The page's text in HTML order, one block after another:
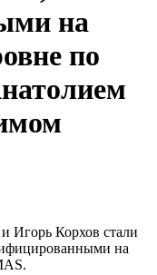
на
по
Игорь Корхов стали
на